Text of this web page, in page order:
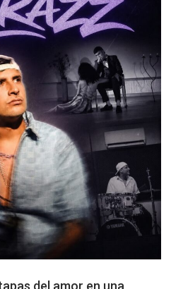
del amor en una